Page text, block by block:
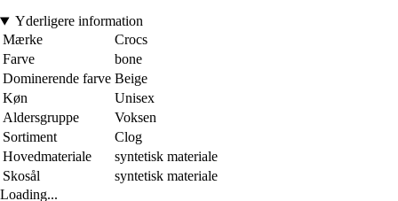
Yderligere information
Mærke
Crocs
Farve
bone
Dominerende farve Beige
Køn
Unisex
Aldersgruppe
Voksen
Sortiment
Clog
Hovedmateriale
syntetisk materiale
Skosål
syntetisk materiale
Loading...